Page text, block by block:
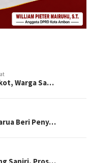
Warga Sa…
Beri Peny…